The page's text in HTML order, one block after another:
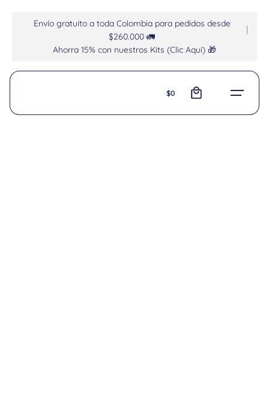
Envío gratuito a toda Colombia para pedidos desde
$260.000 🚛
Ahorra 15% con nuestros Kits (Clic Aquí) 🎁
$0